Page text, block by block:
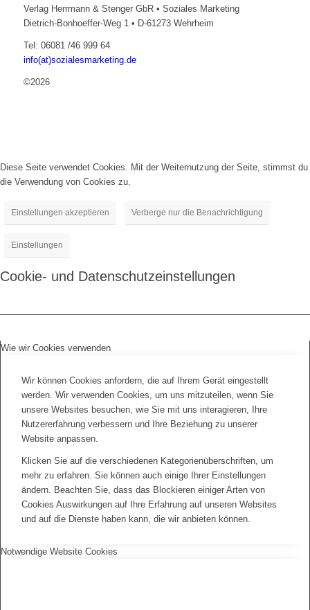
Verlag Herrmann & Stenger GbR • Soziales Marketing
Dietrich-Bonhoeffer-Weg 1 • D-61273 Wehrheim
Tel: 06081 /46 999 64
info(at)sozialesmarketing.de
©2026
Diese Seite verwendet Cookies. Mit der Weiternutzung der Seite, stimmst du
die Verwendung von Cookies zu.
Einstellungen akzeptieren Verberge nur die Benachrichtigung
Einstellungen
Cookie- und Datenschutzeinstellungen
Wie wir Cookies verwenden
Wir können Cookies anfordern, die auf Ihrem Gerät eingestellt
werden. Wir verwenden Cookies, um uns mitzuteilen, wenn Sie
unsere Websites besuchen, wie Sie mit uns interagieren, Ihre
Nutzererfahrung verbessern und Ihre Beziehung zu unserer
Website anpassen.
Klicken Sie auf die verschiedenen Kategorienüberschriften, um
mehr zu erfahren. Sie können auch einige Ihrer Einstellungen
ändern. Beachten Sie, dass das Blockieren einiger Arten von
Cookies Auswirkungen auf Ihre Erfahrung auf unseren Websites
und auf die Dienste haben kann, die wir anbieten können.
Notwendige Website Cookies